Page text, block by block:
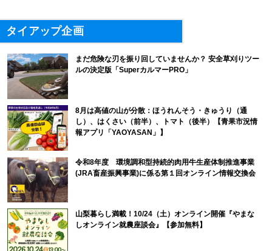
タイアップ企画
まだ危険な刃を振り回していませんか？ 安全草刈りツー
ルの決定版「SuperカルマーPRO」
8月は高値の山が分散：ほうれんそう・きゅうり（通
し）、はくさい（前半）、トマト（後半）【青果市況情
報アプリ「YAOYASAN」】
令和8年度 環境調和型持続的肉用牛生産体制推進事業
(JRA畜産振興事業)に係る第１回オンライン情報交換会
山梨暮らし満載！10/24（土）オンライン開催『やまな
しオンライン就農座談会』【参加無料】